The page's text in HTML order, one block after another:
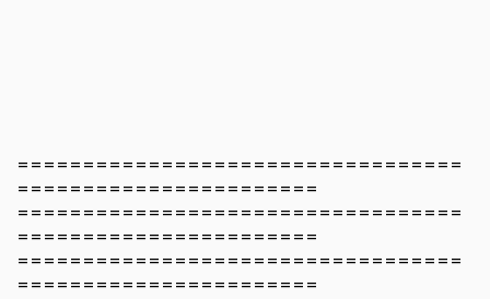
==================================
=======================
==================================
=======================
==================================
=======================